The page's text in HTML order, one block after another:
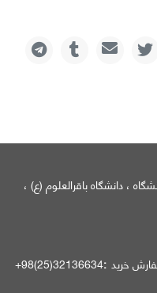
، دانشگاه باقرالعلوم (ع) ،
خرید :
32136634(25)98+